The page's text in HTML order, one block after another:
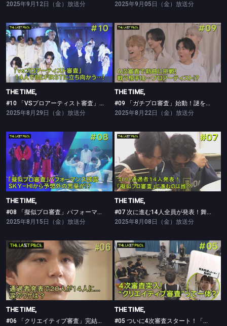
2025年9月12日（金）放送分
2025年9月05日（金）放送分
THE TIME,
#10 「VSプロアーティスト審査」の全貌が明らかに…14人がBE:FIRSTに立ち向かう！
THE TIME,
#10 「VSプロアーティスト審査」の全貌が明らかに…14人がBE:FIRSTに立ち向かう！
2025年8月29日（金）放送分
THE TIME,
THE TIME,
#09 「ガチプロ審査」始動！謎を秘めた審査の本当の内容とは？！
2025年8月22日（金）放送分
THE TIME,
#08 「擬似プロ審査」パフォーマンス披露！SKY-HIから予想外の言葉が！？
THE TIME,
#08 「擬似プロ審査」パフォーマンス披露！SKY-HIから予想外の言葉が！？
2025年8月15日（金）放送分
THE TIME,
#07 次に進む14人全員が発表！舞台は「擬似プロ審査」へ！
THE TIME,
#07 次に進む14人全員が発表！舞台は「擬似プロ審査」へ！
2025年8月08日（金）放送分
THE TIME,
THE TIME,
#06 「クリエイティブ審査」完結！涙の通過者発表
THE TIME,
#05 ついに4次審査スタート！「クリエイティブ審査」前半3組のパフォーマンス
THE TIME,
#05 ついに4次審査スタート！「クリエイティブ審査」前半3組のパフォーマンス